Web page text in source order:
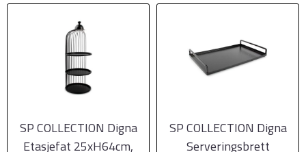
SP COLLECTION Digna
Etasjefat 25xH64cm,
SP COLLECTION Digna
Serveringsbrett